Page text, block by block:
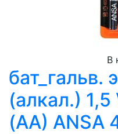
В
бат_гальв.
(алкал.)
(AA) ANSA